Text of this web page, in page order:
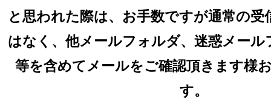
と思われた際は、お手数ですが通常の
はなく、他メールフォルダ、迷惑メール
等を含めてメールをご確認頂きます様
す。